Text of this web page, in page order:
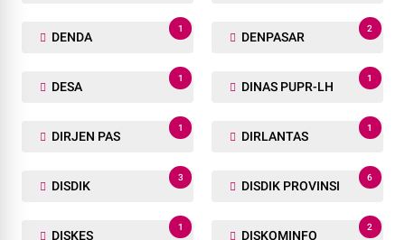
DENDA
1
DENPASAR
2
DESA
1
DINAS PUPR-LH
1
DIRJEN PAS
1
DIRLANTAS
1
DISDIK
3
DISDIK PROVINSI
6
DISKES
1
DISKOMINFO
2